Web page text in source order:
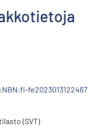
fe2023013122467
(SVT)